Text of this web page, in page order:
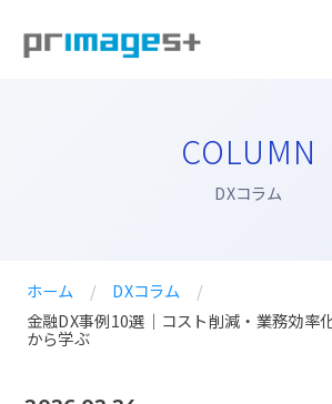
COLUMN
DXコラム
ホーム / DXコラム
/
金融DX事例10選｜コスト削減・業務効率
から学ぶ